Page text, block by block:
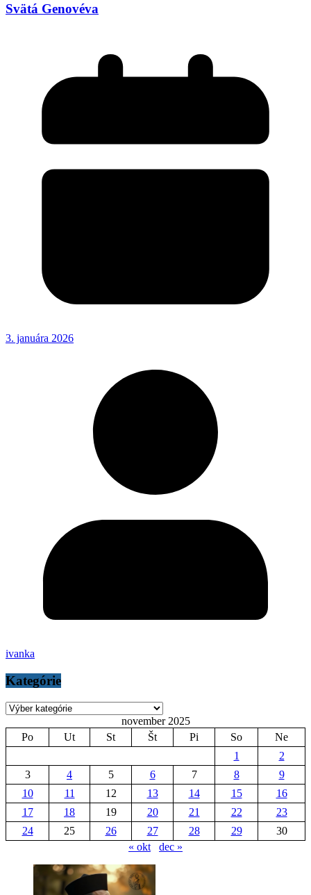
Svätá Genovéva
3. januára 2026
ivanka
Kategórie
Kategórie
november 2025
Po
Ut St Št Pi So
Ne
1
2
3
4 5 6 7 8
9
10
11 12 13 14 15
16
17
18 19 20 21 22
23
24
25 26 27 28 29
30
« okt
dec »